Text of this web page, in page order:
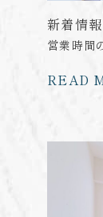
新着情報
営業時間
READ